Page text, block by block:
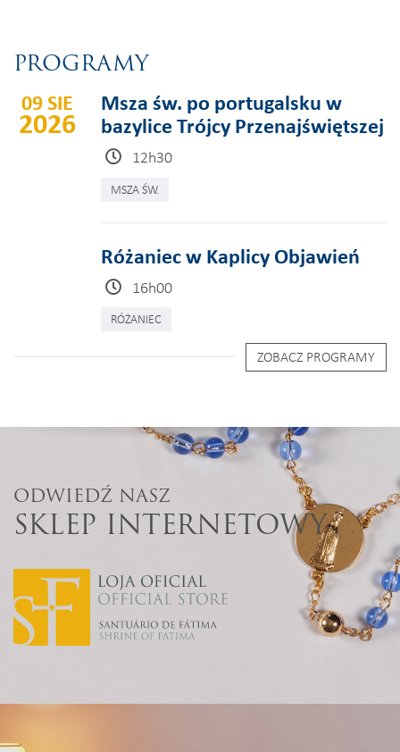
PROGRAMY
09 SIE
2026
Msza św. po portugalsku w
bazylice Trójcy Przenajświętszej
12h30
MSZA ŚW.
Różaniec w Kaplicy Objawień
16h00
RÓŻANIEC
ZOBACZ PROGRAMY
ODWIEDŹ NASZ
SKLEP INTERNETOWY